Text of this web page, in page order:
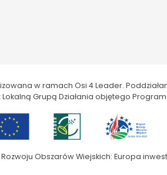
w ramach Osi 4 Leader.
Grupą Działania objętego
Rozwoju Obszarów Wiejskich: Europa